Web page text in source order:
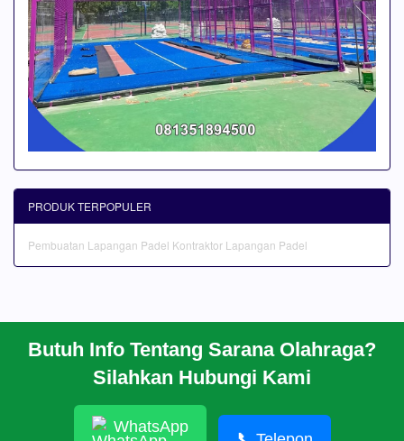
Butuh Info Tentang Sarana Olahraga?
Silahkan Hubungi Kami
WhatsApp
PRODUK TERPOPULER
Pembuatan Lapangan Padel Kontraktor Lapangan Padel
CARA PESAN
HUBUNGI KAMI